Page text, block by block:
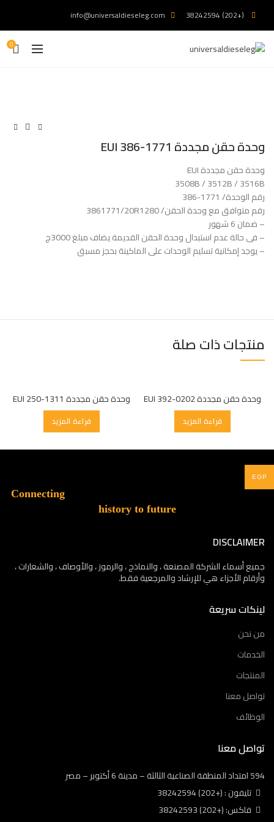
(+202) 38242594
info@universaldieseleg.com
0
وحدة حقن مجددة EUI 386-1771
وحدة حقن مجددة EUI
3508B / 3512B / 3516B
رقم الوحدة/ 1771-386
رقم متوافق مع وحدة الحقن/ 3861771/20R1280
– ضمان 6 شهور
– فى حالة عدم استبدال وحدة الحقن القديمة يضاف مبلغ 3000ج
– يوجد إمكانية تسليم الوحدات على الماكينة بحجز مسبق
منتجات ذات صلة
وحدة حقن مجددة EUI 392-0202
قراءة المزيد
وحدة حقن مجددة EUI 250-1311
قراءة المزيد
Connecting
history to future
DISCLAIMER
جميع أسماء الشركة المصنعة ، والنماذج ، والرموز ، والأوصاف ، والشعارات ،
وأرقام الأجزاء هي للإرشاد والمرجعية فقط.
لينكات سريعة
من نحن
الخدمات
المنتجات
تواصل معنا
الوظائف
تواصل معنا
594 امتداد المنطقة الصناعية الثالثة – مدينة 6 أكتوبر – مصر
تليفون : (+202) 38242594
فاكس: (+202) 38242593
EGP